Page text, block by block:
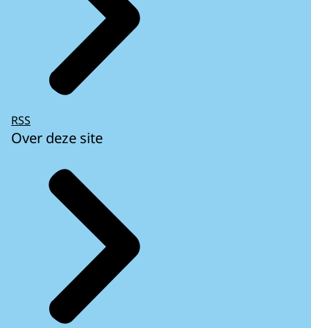
RSS
Over deze site